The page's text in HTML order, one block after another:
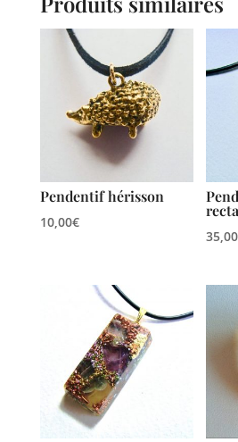
Pendentif hérisson
10,00€
35,00